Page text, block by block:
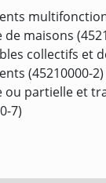
maisons
collectifs et
(45210000-2)
partielle et
7)